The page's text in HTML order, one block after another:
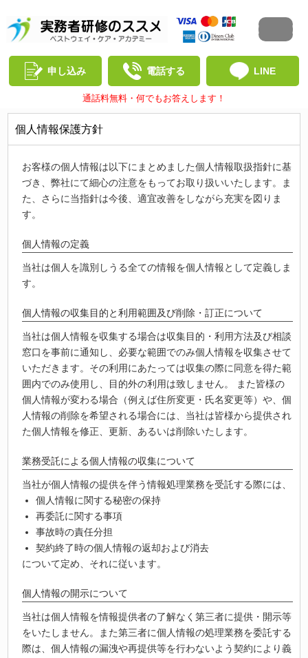
申し込み 電話する LINE
通話料無料・何でもお答えします！
個人情報保護方針
お客様の個人情報は以下にまとめました個人情報取扱指針に基
づき、弊社にて細心の注意をもってお取り扱いいたします。ま
た、さらに当指針は今後、適宜改善をしながら充実を図りま
す。
個人情報の定義
当社は個人を識別しうる全ての情報を個人情報として定義しま
す。
個人情報の収集目的と利用範囲及び削除・訂正について
当社は個人情報を収集する場合は収集目的・利用方法及び相談
窓口を事前に通知し、必要な範囲でのみ個人情報を収集させて
いただきます。その利用にあたっては収集の際に同意を得た範
囲内でのみ使用し、目的外の利用は致しません。 また皆様の
個人情報が変わる場合（例えば住所変更・氏名変更等）や、個
人情報の削除を希望される場合には、当社は皆様から提供され
た個人情報を修正、更新、あるいは削除いたします。
業務受託による個人情報の収集について
当社が個人情報の提供を伴う情報処理業務を受託する際には、
個人情報に関する秘密の保持
再委託に関する事項
事故時の責任分担
契約終了時の個人情報の返却および消去
について定め、それに従います。
個人情報の開示について
当社は個人情報を情報提供者の了解なく第三者に提供・開示等
をいたしません。また第三者に個人情報の処理業務を委託する
際は、個人情報の漏洩や再提供等を行わないよう契約により義